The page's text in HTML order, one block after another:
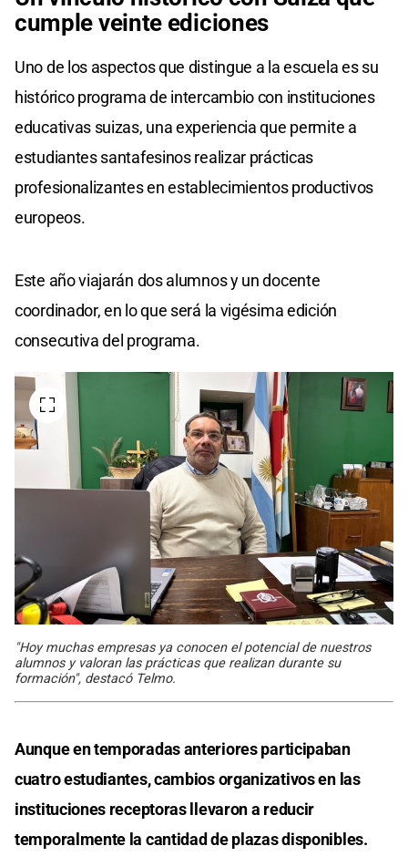
cumple veinte ediciones
Uno de los aspectos que distingue a la escuela es su
histórico programa de intercambio con instituciones
educativas suizas, una experiencia que permite a
estudiantes santafesinos realizar prácticas
profesionalizantes en establecimientos productivos
europeos.
Este año viajarán dos alumnos y un docente
coordinador, en lo que será la vigésima edición
consecutiva del programa.
"Hoy muchas empresas ya conocen el potencial de nuestros
alumnos y valoran las prácticas que realizan durante su
formación", destacó Telmo.
Aunque en temporadas anteriores participaban
cuatro estudiantes, cambios organizativos en las
instituciones receptoras llevaron a reducir
temporalmente la cantidad de plazas disponibles.